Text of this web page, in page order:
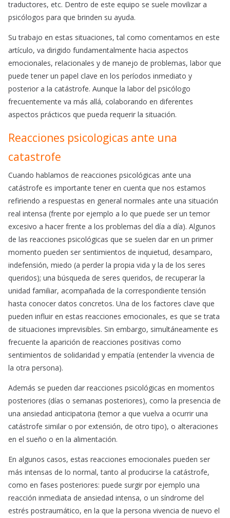
traductores, etc. Dentro de este equipo se suele movilizar a
psicólogos para que brinden su ayuda.
Su trabajo en estas situaciones, tal como comentamos en este
artículo, va dirigido fundamentalmente hacia aspectos
emocionales, relacionales y de manejo de problemas, labor que
puede tener un papel clave en los períodos inmediato y
posterior a la catástrofe. Aunque la labor del psicólogo
frecuentemente va más allá, colaborando en diferentes
aspectos prácticos que pueda requerir la situación.
Reacciones psicologicas ante una
catastrofe
Cuando hablamos de reacciones psicológicas ante una
catástrofe es importante tener en cuenta que nos estamos
refiriendo a respuestas en general normales ante una situación
real intensa (frente por ejemplo a lo que puede ser un temor
excesivo a hacer frente a los problemas del día a día). Algunos
de las reacciones psicológicas que se suelen dar en un primer
momento pueden ser sentimientos de inquietud, desamparo,
indefensión, miedo (a perder la propia vida y la de los seres
queridos); una búsqueda de seres queridos, de recuperar la
unidad familiar, acompañada de la correspondiente tensión
hasta conocer datos concretos. Una de los factores clave que
pueden influir en estas reacciones emocionales, es que se trata
de situaciones imprevisibles. Sin embargo, simultáneamente es
frecuente la aparición de reacciones positivas como
sentimientos de solidaridad y empatía (entender la vivencia de
la otra persona).
Además se pueden dar reacciones psicológicas en momentos
posteriores (días o semanas posteriores), como la presencia de
una ansiedad anticipatoria (temor a que vuelva a ocurrir una
catástrofe similar o por extensión, de otro tipo), o alteraciones
en el sueño o en la alimentación.
En algunos casos, estas reacciones emocionales pueden ser
más intensas de lo normal, tanto al producirse la catástrofe,
como en fases posteriores: puede surgir por ejemplo una
reacción inmediata de ansiedad intensa, o un síndrome del
estrés postraumático, en la que la persona vivencia de nuevo el